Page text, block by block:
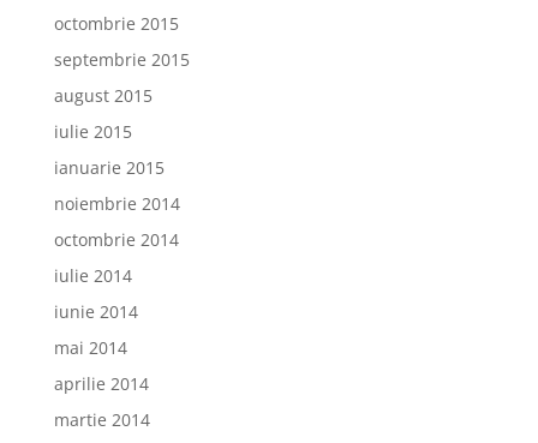
octombrie 2015
septembrie 2015
august 2015
iulie 2015
ianuarie 2015
noiembrie 2014
octombrie 2014
iulie 2014
iunie 2014
mai 2014
aprilie 2014
martie 2014